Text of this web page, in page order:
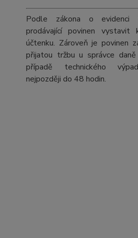
Podle zákona o evidenci
prodávající povinen vystavit
účtenku. Zároveň je povinen
přijatou tržbu u správce
případě technického
nejpozději do 48 hodin.